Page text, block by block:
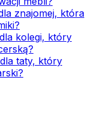
znajomej, która
kolegi, który
taty, który